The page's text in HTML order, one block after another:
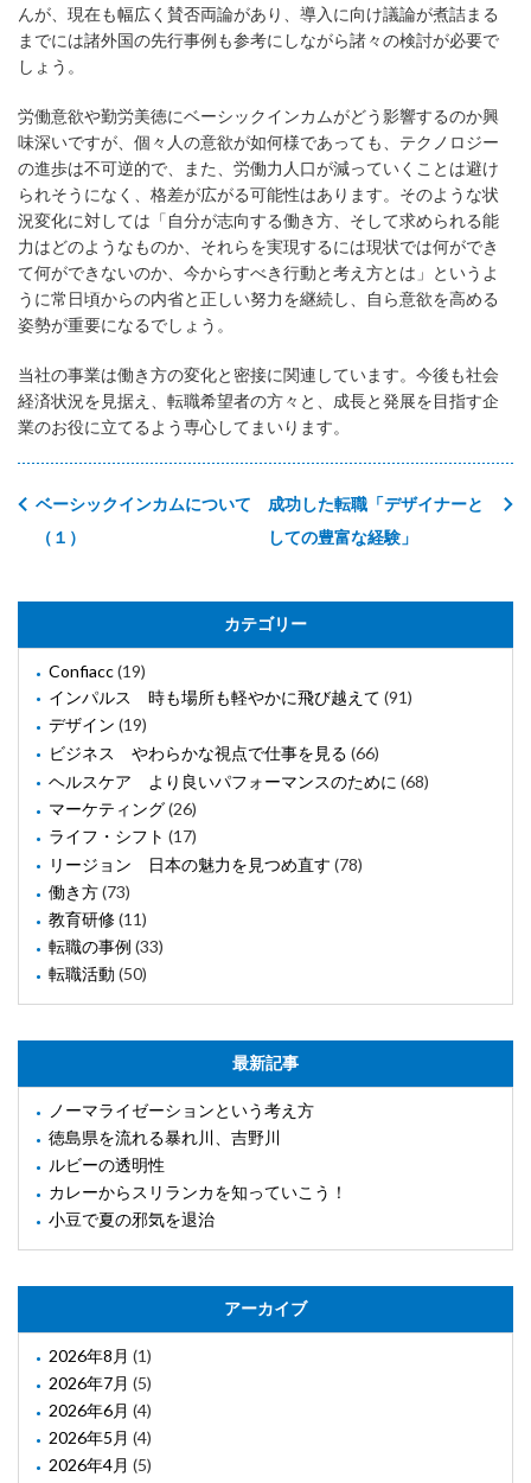
んが、現在も幅広く賛否両論があり、導入に向け議論が煮詰まる
までには諸外国の先行事例も参考にしながら諸々の検討が必要で
しょう。
労働意欲や勤労美徳にベーシックインカムがどう影響するのか興
味深いですが、個々人の意欲が如何様であっても、テクノロジー
の進歩は不可逆的で、また、労働力人口が減っていくことは避け
られそうになく、格差が広がる可能性はあります。そのような状
況変化に対しては「自分が志向する働き方、そして求められる能
力はどのようなものか、それらを実現するには現状では何ができ
て何ができないのか、今からすべき行動と考え方とは」というよ
うに常日頃からの内省と正しい努力を継続し、自ら意欲を高める
姿勢が重要になるでしょう。
当社の事業は働き方の変化と密接に関連しています。今後も社会
経済状況を見据え、転職希望者の方々と、成長と発展を目指す企
業のお役に立てるよう専心してまいります。
成功した転職「デザイナーと
しての豊富な経験」
ベーシックインカムについて
（１）
カテゴリー
Confiacc(19)
インパルス 時も場所も軽やかに飛び越えて (91)
デザイン (19)
ビジネス やわらかな視点で仕事を見る (66)
ヘルスケア より良いパフォーマンスのために (68)
マーケティング(26)
ライフ・シフト (17)
リージョン 日本の魅力を見つめ直す (78)
働き方(73)
教育研修(11)
転職の事例 (33)
転職活動 (50)
最新記事
ノーマライゼーションという考え方
徳島県を流れる暴れ川、吉野川
ルビーの透明性
カレーからスリランカを知っていこう！
小豆で夏の邪気を退治
アーカイブ
2026年8月 (1)
2026年7月 (5)
2026年6月 (4)
2026年5月 (4)
2026年4月 (5)